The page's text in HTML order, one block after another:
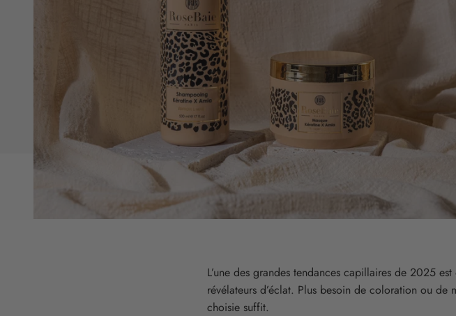
L’une des grandes tendances capillaires de 2025
révélateurs d’éclat. Plus besoin de coloration ou
choisie suffit.